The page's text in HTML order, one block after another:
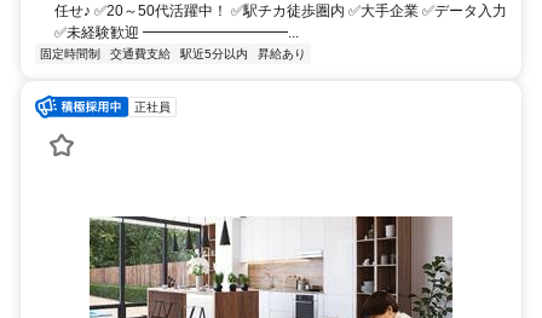
任せ♪ ✅20～50代活躍中！ ✅駅チカ徒歩圏内 ✅大手企業 ✅データ入力
✅未経験歓迎 ━━━━━━━━━━...
固定時間制 交通費支給 駅近5分以内 昇給あり
正社員